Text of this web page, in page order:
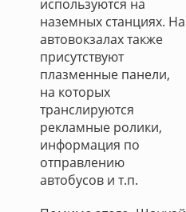
используются на
наземных станциях. На
автовокзалах также
присутствуют
плазменные панели,
на которых
транслируются
рекламные ролики,
информация по
отправлению
автобусов и т.п.